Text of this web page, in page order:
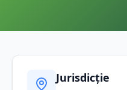
Jurisdicție